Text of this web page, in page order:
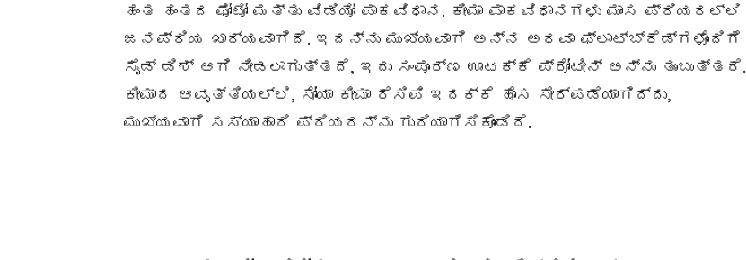
ಹಂತ ಹಂತದ ಫೋಟೋ ಮತ್ತು ವಿಡಿಯೋ ಪಾಕವಿಧಾನ. ಕೀಮಾ ಪಾಕವಿಧಾನಗಳು ಮಾಂಸ ಪ್ರಿಯರಲ್ಲಿ
ಜನಪ್ರಿಯ ಖಾದ್ಯವಾಗಿದೆ. ಇದನ್ನು ಮುಖ್ಯವಾಗಿ ಅನ್ನ ಅಥವಾ ಫ್ಲಾಟ್‌ಬ್ರೆಡ್‌ಗಳೊಂದಿಗೆ
ಸೈಡ್ ಡಿಶ್ ಆಗಿ ನೀಡಲಾಗುತ್ತದೆ, ಇದು ಸಂಪೂರ್ಣ ಊಟಕ್ಕೆ ಪ್ರೋಟೀನ್ ಅನ್ನು ತುಂಬುತ್ತದೆ.
ಕೀಮಾದ ಆವೃತ್ತಿಯಲ್ಲಿ, ಸೋಯಾ ಕೀಮಾ ರೆಸಿಪಿ ಇದಕ್ಕೆ ಹೊಸ ಸೇರ್ಪಡೆಯಾಗಿದ್ದು,
ಮುಖ್ಯವಾಗಿ ಸಸ್ಯಾಹಾರಿ ಪ್ರಿಯರನ್ನು ಗುರಿಯಾಗಿಸಿಕೊಂಡಿದೆ.